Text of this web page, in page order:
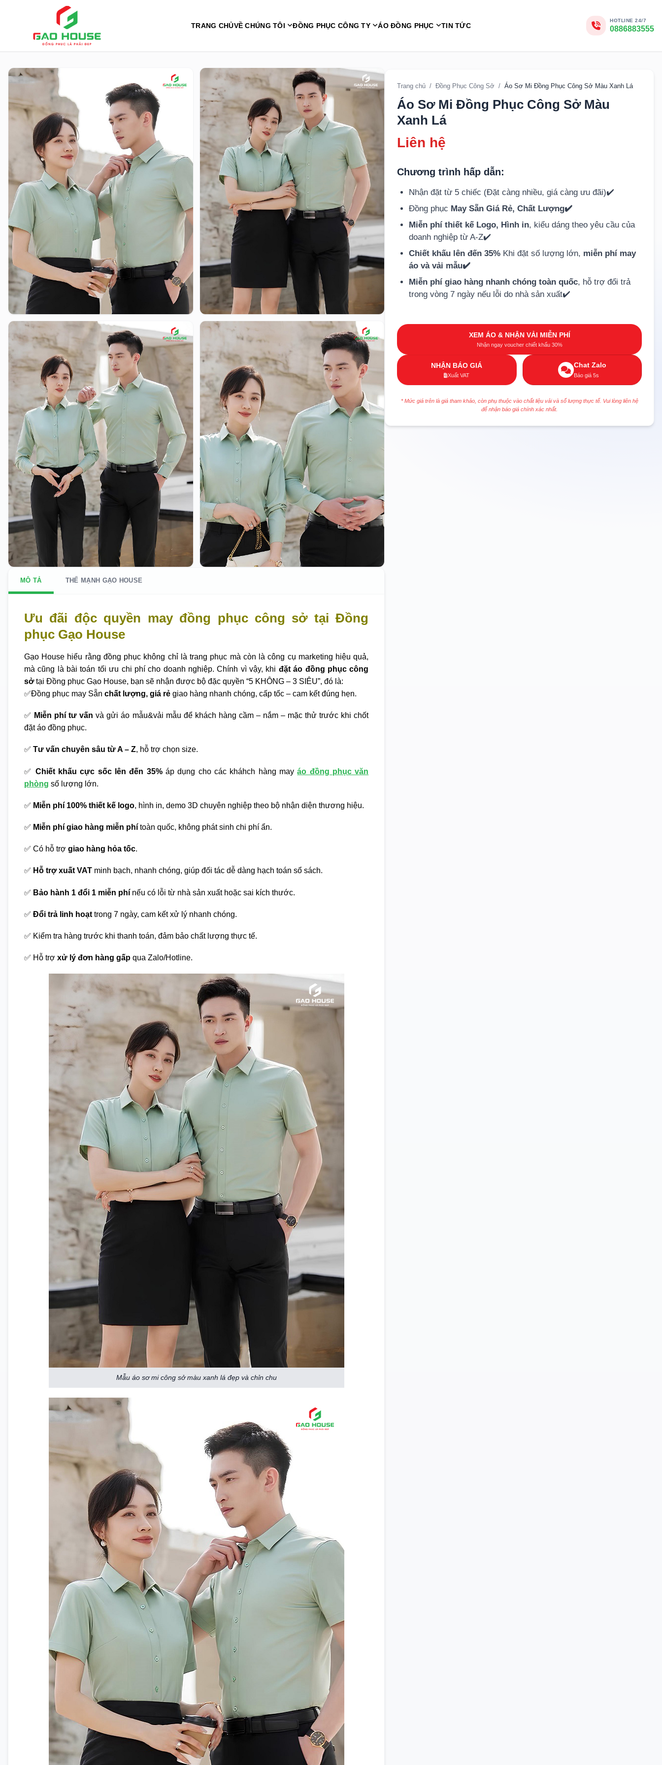
TRANG CHỦVỀ CHÚNG TÔI ĐỒNG PHỤC CÔNG TY ÁO ĐỒNG PHỤC TIN TỨC
HOTLINE 24/7
0886883555
MÔ TẢ THẾ MẠNH GẠO HOUSE
Ưu đãi độc quyền may đồng phục công sở tại Đồng
phục Gạo House
Gạo House hiểu rằng đồng phục không chỉ là trang phục mà còn là công cụ marketing hiệu quả,
mà cũng là bài toán tối ưu chi phí cho doanh nghiệp. Chính vì vậy, khi đặt áo đồng phục công
sởtại Đồng phục Gạo House, bạn sẽ nhận được bộ đặc quyền “5 KHÔNG – 3 SIÊU”, đó là:
✅Đồng phục may Sẵn chất lượng, giá rẻ giao hàng nhanh chóng, cấp tốc – cam kết đúng hẹn.
✅ Miễn phí tư vấn và gửi áo mẫu&vải mẫu để khách hàng cầm – nắm – mặc thử trước khi chốt
đặt áo đồng phục.
✅ Tư vấn chuyên sâu từ A – Z, hỗ trợ chọn size.
✅ Chiết khấu cực sốc lên đến 35%áp dụng cho các kháhch hàng mayáo đồng phục văn
phòng số lượng lớn.
✅ Miễn phí 100% thiết kế logo, hình in, demo 3D chuyên nghiệp theo bộ nhận diện thương hiệu.
✅ Miễn phí giao hàng miễn phí toàn quốc, không phát sinh chi phí ẩn.
✅ Có hỗ trợ giao hàng hỏa tốc.
✅ Hỗ trợ xuất VAT minh bạch, nhanh chóng, giúp đối tác dễ dàng hạch toán sổ sách.
✅ Bảo hành 1 đổi 1 miễn phí nếu có lỗi từ nhà sản xuất hoặc sai kích thước.
✅ Đổi trả linh hoạt trong 7 ngày, cam kết xử lý nhanh chóng.
✅ Kiểm tra hàng trước khi thanh toán, đảm bảo chất lượng thực tế.
✅ Hỗ trợ xử lý đơn hàng gấp qua Zalo/Hotline.
Mẫu áo sơ mi công sở màu xanh lá đẹp và chỉn chu
Trang chủ / Đồng Phục Công Sở / Áo Sơ Mi Đồng Phục Công Sở Màu Xanh Lá
Áo Sơ Mi Đồng Phục Công Sở Màu
Xanh Lá
Liên hệ
Chương trình hấp dẫn:
Nhận đặt từ 5 chiếc (Đặt càng nhiều, giá càng ưu đãi)✔️
Đồng phục May Sẵn Giá Rẻ, Chất Lượng✔️
Miễn phí thiết kế Logo, Hình in, kiểu dáng theo yêu cầu của
doanh nghiệp từ A-Z✔️
Chiết khấu lên đến 35% Khi đặt số lượng lớn, miễn phí may
áo và vải mẫu✔️
Miễn phí giao hàng nhanh chóng toàn quốc, hỗ trợ đổi trả
trong vòng 7 ngày nếu lỗi do nhà sản xuất✔️
XEM ÁO & NHẬN VẢI MIỄN PHÍ
Nhận ngay voucher chiết khấu 30%
NHẬN BÁO GIÁ
Xuất VAT
Chat Zalo
Báo giá 5s
* Mức giá trên là giá tham khảo, còn phụ thuộc vào chất liệu vải và số lượng thực tế. Vui lòng liên hệ
để nhận báo giá chính xác nhất.